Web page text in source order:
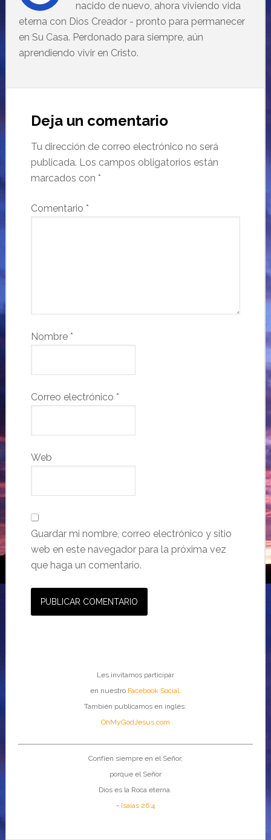
nacido de nuevo, ahora viviendo vida
eterna con Dios Creador - pronto para permanecer
en Su Casa. Perdonado para siempre, aún
aprendiendo vivir en Cristo.
Deja un comentario
Tu dirección de correo electrónico no será
publicada. Los campos obligatorios están
marcados con *
Comentario *
Nombre *
Correo electrónico *
Web
Guardar mi nombre, correo electrónico y sitio
web en este navegador para la próxima vez
que haga un comentario.
Les invitamos participar
en nuestro Facebook Social
También publicamos en inglés:
OhMyGodJesus.com
Confíen siempre en el Señor,
porque el Señor
Dios es la Roca eterna.
- Isaías 26:4